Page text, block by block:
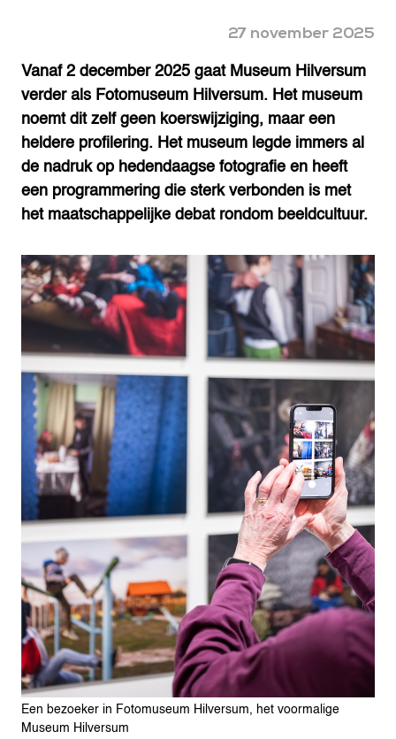
27 november 2025
Vanaf 2 december 2025 gaat Museum Hilversum
verder als Fotomuseum Hilversum. Het museum
noemt dit zelf geen koerswijziging, maar een
heldere profilering. Het museum legde immers al
de nadruk op hedendaagse fotografie en heeft
een programmering die sterk verbonden is met
het maatschappelijke debat rondom beeldcultuur.
Een bezoeker in Fotomuseum Hilversum, het voormalige
Museum Hilversum